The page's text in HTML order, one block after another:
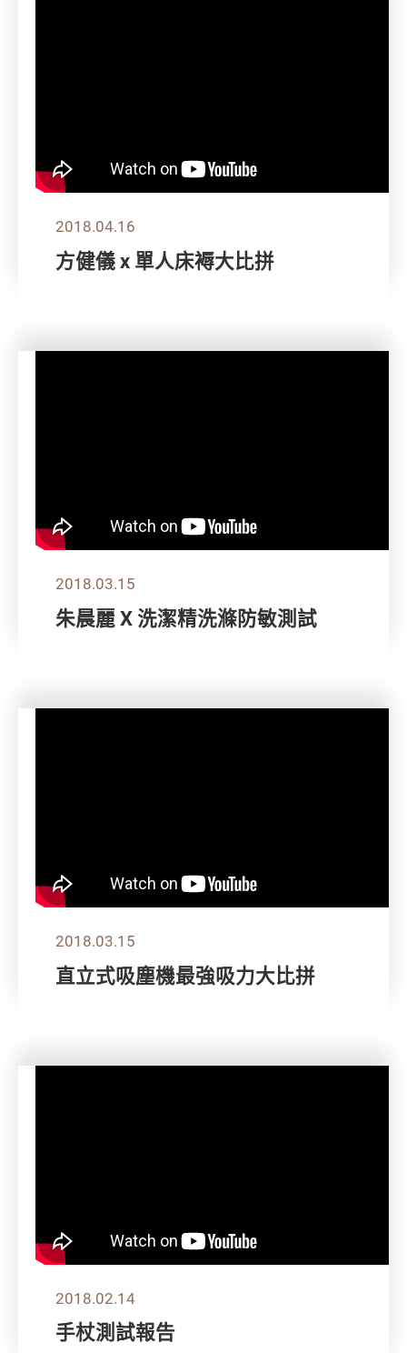
2018.04.16
方健儀 x 單人床褥大比拼
2018.03.15
朱晨麗 X 洗潔精洗滌防敏測試
2018.03.15
直立式吸塵機最強吸力大比拼
2018.02.14
手杖測試報告